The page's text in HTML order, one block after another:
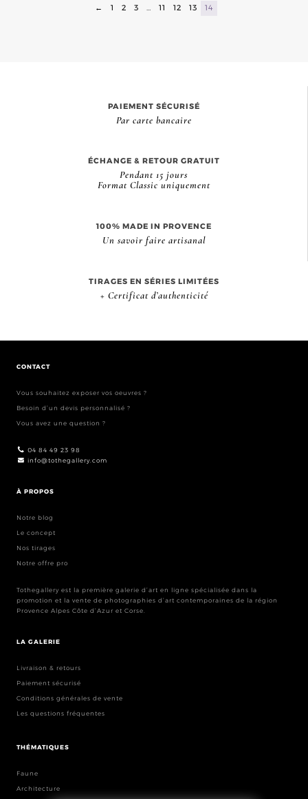
← 1 2 3 … 11 12 13 14
PAIEMENT SÉCURISÉ
Par carte bancaire
ÉCHANGE & RETOUR GRATUIT
Pendant 15 jours
Format Classic uniquement
100% MADE IN PROVENCE
Un savoir faire artisanal
TIRAGES EN SÉRIES LIMITÉES
+ Certificat d’authenticité
CONTACT
Vous souhaitez exposer vos oeuvres ?
Besoin d’un devis personnalisé ?
Vous avez une question ?
04 84 49 23 98
info@tothegallery.com
À PROPOS
Notre blog
Le concept
Nos tirages
Notre offre pro
Tothegallery est la première galerie d’art en ligne spécialisée dans la
promotion et la vente de photographies d’art contemporaines de la région
Provence Alpes Côte d’Azur et Corse.
LA GALERIE
Livraison & retours
Paiement sécurisé
Conditions générales de vente
Les questions fréquentes
THÉMATIQUES
Faune
Architecture